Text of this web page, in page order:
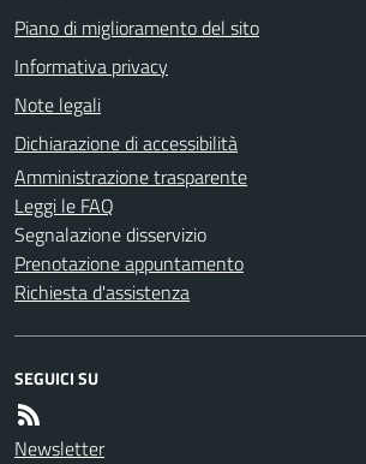
Piano di miglioramento del sito
Informativa privacy
Note legali
Dichiarazione di accessibilità
Amministrazione trasparente
Leggi le FAQ
Segnalazione disservizio
Prenotazione appuntamento
Richiesta d'assistenza
SEGUICI SU
Newsletter